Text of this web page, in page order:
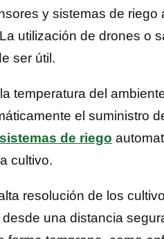
y sistemas de
utilización de drones o
ser útil.
temperatura del
el suministro
sistemas de riego
cultivo.
resolución de los
una distancia